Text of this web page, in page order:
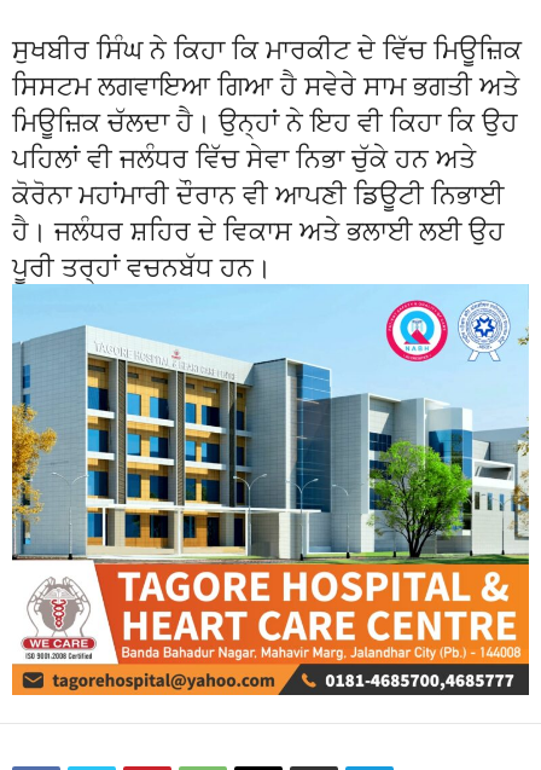
ਸੁਖਬੀਰ ਸਿੰਘ ਨੇ ਕਿਹਾ ਕਿ ਮਾਰਕੀਟ ਦੇ ਵਿੱਚ ਮਿਊਜ਼ਿਕ
ਸਿਸਟਮ ਲਗਵਾਇਆ ਗਿਆ ਹੈ ਸਵੇਰੇ ਸਾਮ ਭਗਤੀ ਅਤੇ
ਮਿਊਜ਼ਿਕ ਚੱਲਦਾ ਹੈ। ਉਨ੍ਹਾਂ ਨੇ ਇਹ ਵੀ ਕਿਹਾ ਕਿ ਉਹ
ਪਹਿਲਾਂ ਵੀ ਜਲੰਧਰ ਵਿੱਚ ਸੇਵਾ ਨਿਭਾ ਚੁੱਕੇ ਹਨ ਅਤੇ
ਕੋਰੋਨਾ ਮਹਾਂਮਾਰੀ ਦੌਰਾਨ ਵੀ ਆਪਣੀ ਡਿਊਟੀ ਨਿਭਾਈ
ਹੈ। ਜਲੰਧਰ ਸ਼ਹਿਰ ਦੇ ਵਿਕਾਸ ਅਤੇ ਭਲਾਈ ਲਈ ਉਹ
ਪੂਰੀ ਤਰ੍ਹਾਂ ਵਚਨਬੱਧ ਹਨ।